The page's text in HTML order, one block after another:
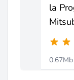
la
0.67Mb